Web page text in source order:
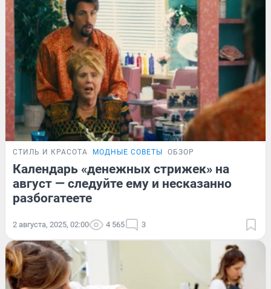
СТИЛЬ И КРАСОТА МОДНЫЕ СОВЕТЫ ОБЗОР
Календарь «денежных стрижек» на
август — следуйте ему и несказанно
разбогатеете
2 августа, 2025, 02:00 4 565 3